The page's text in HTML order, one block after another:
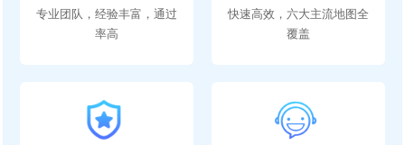
专业团队，经验丰富，通过
率高
快速高效，六大主流地图全
覆盖